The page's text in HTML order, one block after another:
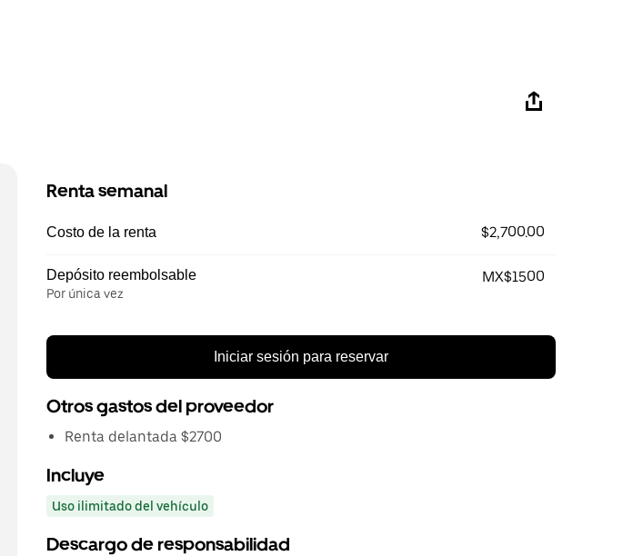
Renta semanal
Costo de la renta $2,700.00
Depósito reembolsable
Por única vez
MX$1500
Iniciar sesión para reservar
Otros gastos del proveedor
Renta delantada $2700
Incluye
Uso ilimitado del vehículo
Descargo de responsabilidad